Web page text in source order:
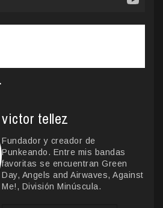
victor tellez
Fundador y creador de
Punkeando. Entre mis bandas
favoritas se encuentran Green
Day, Angels and Airwaves, Against
Me!, División Minúscula.